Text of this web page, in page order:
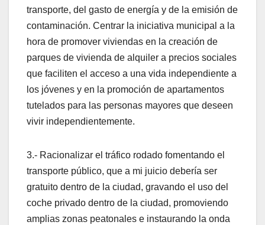
transporte, del gasto de energí­a y de la emisión de
contaminación. Centrar la iniciativa municipal a la
hora de promover viviendas en la creación de
parques de vivienda de alquiler a precios sociales
que faciliten el acceso a una vida independiente a
los jóvenes y en la promoción de apartamentos
tutelados para las personas mayores que deseen
vivir independientemente.
3.- Racionalizar el tráfico rodado fomentando el
transporte público, que a mi juicio deberí­a ser
gratuito dentro de la ciudad, gravando el uso del
coche privado dentro de la ciudad, promoviendo
amplias zonas peatonales e instaurando la onda